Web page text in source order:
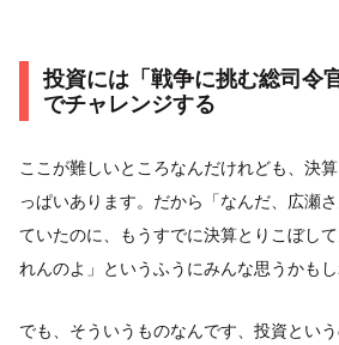
投資には「戦争に挑む総司令
でチャレンジする
ここが難しいところなんだけれども、決
っぱいあります。だから「なんだ、広瀬
ていたのに、もうすでに決算とりこぼし
れんのよ」というふうにみんな思うかもし
でも、そういうものなんです、投資とい